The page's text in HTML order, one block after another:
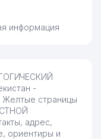
информация
-
Желтые страницы
адрес,
ориентиры и